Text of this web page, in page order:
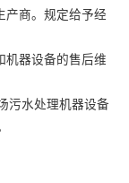
产商。规定给予经
机器设备的售后维
污水处理机器设备